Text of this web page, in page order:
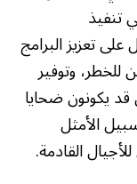
تنفيذ
تعزيز البرامج
وتوفير
قد يكونون ضحايا
الأمثل
القادمة.